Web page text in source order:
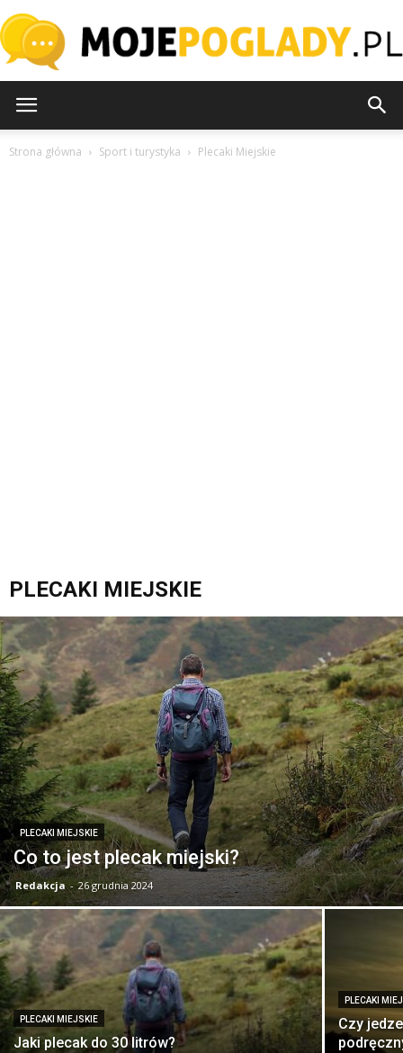
Strona główna Sport i turystyka Plecaki Miejskie
PLECAKI MIEJSKIE
PLECAKI MIEJSKIE
Co to jest plecak miejski?
Redakcja - 26 grudnia 2024
PLECAKI MIEJSKIE
Jaki plecak do 30 litrów?
PLECAKI
Czy